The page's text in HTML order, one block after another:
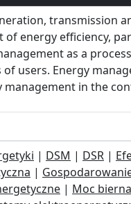
transmission
energy efficiency,
as a
users. Energy
in the
| DSM | DSR |
|
| Moc bierna